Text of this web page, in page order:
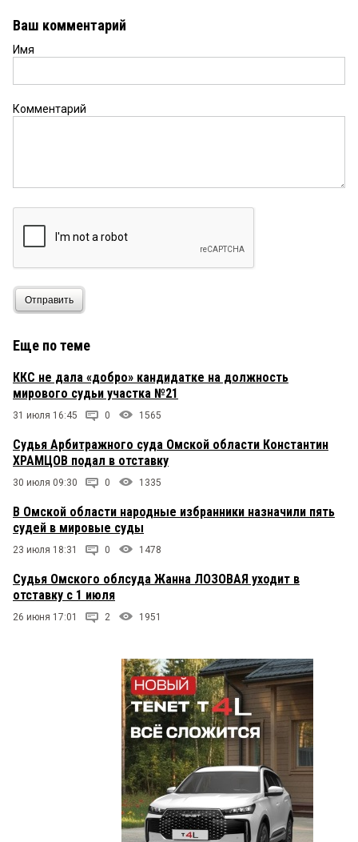
Ваш комментарий
Имя
Комментарий
Отправить
Еще по теме
ККС не дала «добро» кандидатке на должность
мирового судьи участка №21
31 июля 16:45 0 1565
Судья Арбитражного суда Омской области Константин
ХРАМЦОВ подал в отставку
30 июля 09:30 0 1335
В Омской области народные избранники назначили пять
судей в мировые суды
23 июля 18:31 0 1478
Судья Омского облсуда Жанна ЛОЗОВАЯ уходит в
отставку с 1 июля
26 июня 17:01 2 1951